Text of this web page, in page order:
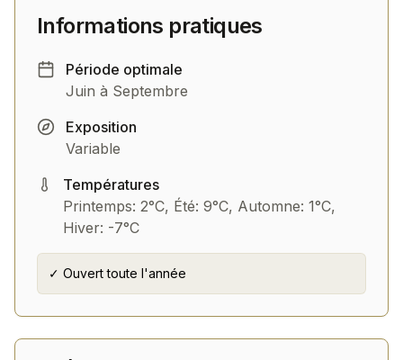
Informations pratiques
Période optimale
Juin à Septembre
Exposition
Variable
Températures
Printemps: 2°C, Été: 9°C, Automne: 1°C,
Hiver: -7°C
✓ Ouvert toute l'année